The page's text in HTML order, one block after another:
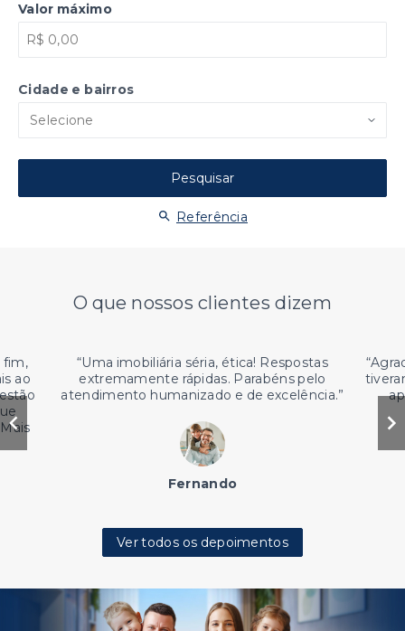
Valor máximo
Cidade e bairros
Selecione
Pesquisar
Referência
O que nossos clientes dizem
fim,
ao
“Uma imobiliária séria, ética! Respostas
extremamente rápidas. Parabéns pelo
atendimento humanizado e de excelência.”
Fernando
“
Ver todos os depoimentos